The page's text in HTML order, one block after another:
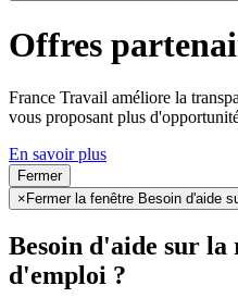
Offres
France Travail améliore la
vous proposant plus
En savoir plus
Fermer
× Fermer la fenêtre Besoin d'aide
Besoin d'aide sur
d'emploi ?